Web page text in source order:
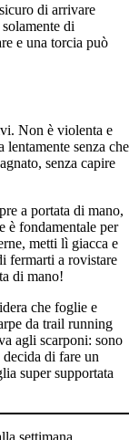
di arrivare
di
e una torcia può
Non è violenta e
lentamente senza che
senza capire
a portata di mano,
è fondamentale per
metti lì giacca e
fermarti a rovistare
di mano!
che foglie e
da trail running
agli scarponi: sono
di fare un
super supportata
settimana